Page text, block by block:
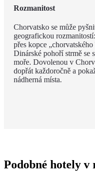
Rozmanitost
Chorvatsko se může
geografickou
přes kopce
Dinárské pohoří strmě se
moře. Dovolenou v
dopřát každoročně a
nádherná místa.
Podobné hotely v